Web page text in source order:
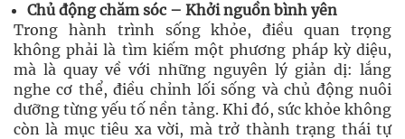
Chủ động chăm sóc – Khởi nguồn bình yên
Trong hành trình sống khỏe, điều quan trọng
không phải là tìm kiếm một phương pháp kỳ diệu,
mà là quay về với những nguyên lý giản dị: lắng
nghe cơ thể, điều chỉnh lối sống và chủ động nuôi
dưỡng từng yếu tố nền tảng. Khi đó, sức khỏe không
còn là mục tiêu xa vời, mà trở thành trạng thái tự